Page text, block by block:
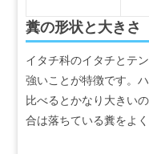
糞の形状と大きさ
イタチ科のイタチとテ
強いことが特徴です。
比べるとかなり大きい
合は落ちている糞をよ